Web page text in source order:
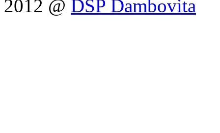
2012 @ DSP Dambovita